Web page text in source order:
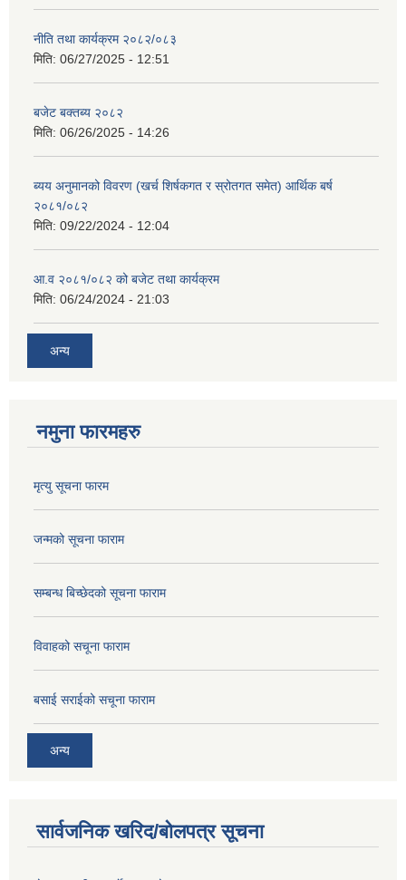
नीति तथा कार्यक्रम २०८२/०८३
मिति: 06/27/2025 - 12:51
बजेट बक्तब्य २०८२
मिति: 06/26/2025 - 14:26
ब्यय अनुमानको विवरण (खर्च शिर्षकगत र स्रोतगत समेत) आर्थिक बर्ष
२०८१/०८२
मिति: 09/22/2024 - 12:04
आ.व २०८१/०८२ को बजेट तथा कार्यक्रम
मिति: 06/24/2024 - 21:03
अन्य
नमुना फारमहरु
मृत्यु सूचना फारम
जन्मको सूचना फाराम
सम्बन्ध बिच्छेदको सूचना फाराम
विवाहको सचूना फाराम
बसाई सराईको सचूना फाराम
अन्य
सार्वजनिक खरिद/बोलपत्र सूचना